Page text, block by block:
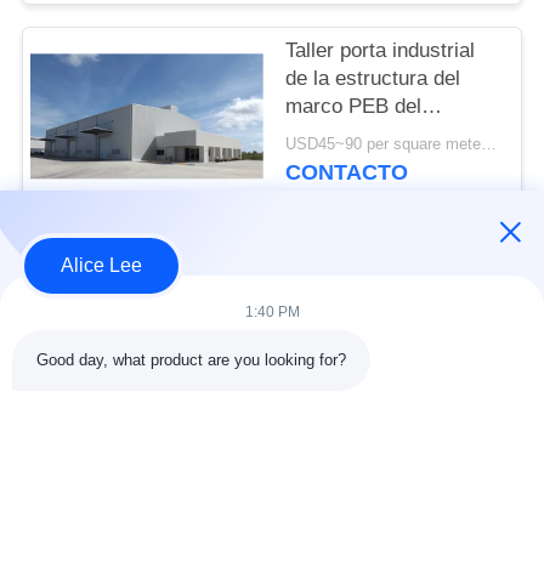
Taller porta industrial
de la estructura del
marco PEB del
proceso que construye
estándar de ISO
USD45~90 per square meter MOQ:1000 metros cuadrados
CONTACTO
Categorías Populares
construcción de la
Taller de la estructura
Alice Lee
1:40 PM
Good day, what product are you looking for?